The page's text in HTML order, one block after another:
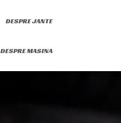
DESPRE JANTE
DESPRE MASINA